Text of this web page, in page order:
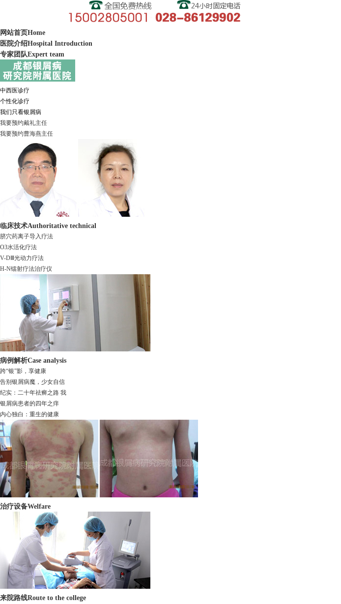
网站首页Home
医院介绍Hospital Introduction
专家团队Expert team
中西医诊疗
个性化诊疗
我们只看银屑病
我要预约戴礼主任
我要预约曹海燕主任
临床技术Authoritative technical
脐穴药离子导入疗法
O3水活化疗法
V-DⅢ光动力疗法
H-N镭射疗法治疗仪
病例解析Case analysis
跨“银”影，享健康
告别银屑病魔，少女自信
纪实：二十年祛癣之路 我
银屑病患者的四年之痒
内心独白：重生的健康
治疗设备Welfare
来院路线Route to the college